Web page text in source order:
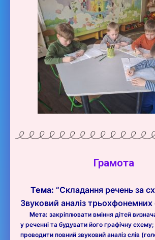
Грамота
Тема: “Складання речень за
Звуковий аналіз трьохфонемних
Мета: закріплювати вміння дітей
у реченні та будувати його графічну
проводити повний звуковий аналіз слів